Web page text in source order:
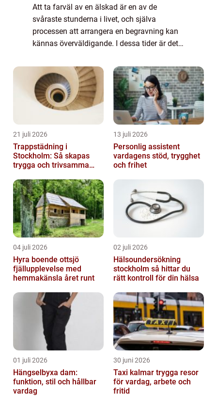
Att ta farväl av en älskad är en av de
svåraste stunderna i livet, och själva
processen att arrangera en begravning kan
kännas överväldigande. I dessa tider är det
21 juli 2026
Trappstädning i
Stockholm: Så skapas
trygga och trivsamma
13 juli 2026
Personlig assistent
vardagens stöd, trygghet
och frihet
04 juli 2026
Hyra boende ottsjö
fjällupplevelse med
hemmakänsla året runt
02 juli 2026
Hälsoundersökning
stockholm så hittar du
rätt kontroll för din hälsa
01 juli 2026
Hängselbyxa dam:
funktion, stil och hållbar
vardag
30 juni 2026
Taxi kalmar trygga resor
för vardag, arbete och
fritid